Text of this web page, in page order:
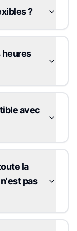
?
heures
avec
la
pas